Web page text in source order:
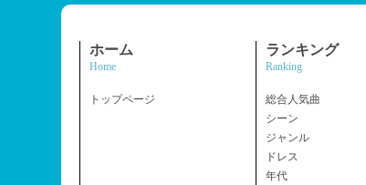
ホーム
Home
トップページ
ランキング
Ranking
総合人気曲
シーン
ジャンル
ドレス
年代